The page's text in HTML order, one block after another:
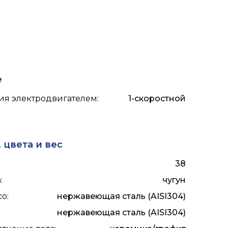
электродвигателем: 1-скоростной
и вес
38
:
чугун
:
нержавеющая сталь (AISI304)
нержавеющая сталь (AISI304)